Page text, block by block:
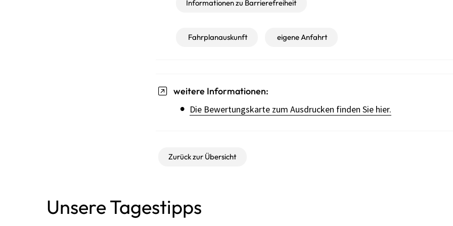
Informationen zu Barrierefreiheit
Fahrplanauskunft eigene Anfahrt
weitere Informationen:
Die Bewertungskarte zum Ausdrucken finden Sie hier.
Zurück zur Übersicht
Unsere Tagestipps